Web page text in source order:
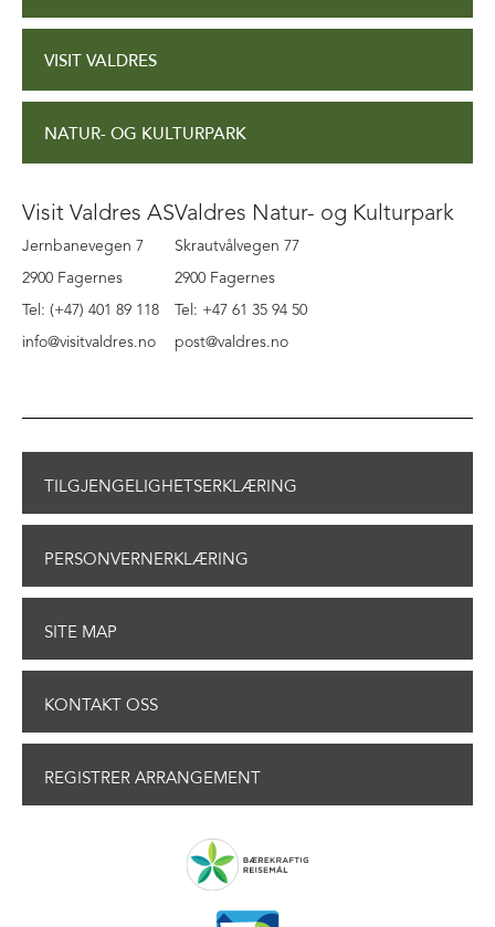
VISIT VALDRES
NATUR- OG KULTURPARK
Visit Valdres AS
Jernbanevegen 7
2900 Fagernes
Tel: (+47) 401 89 118
info@visitvaldres.no
Valdres Natur- og Kulturpark
Skrautvålvegen 77
2900 Fagernes
Tel: +47 61 35 94 50
post@valdres.no
TILGJENGELIGHETSERKLÆRING
PERSONVERNERKLÆRING
SITE MAP
KONTAKT OSS
REGISTRER ARRANGEMENT